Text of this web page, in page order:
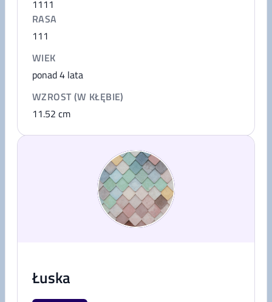
1111
RASA
111
WIEK
ponad 4 lata
WZROST (W KŁĘBIE)
11.52 cm
Łuska